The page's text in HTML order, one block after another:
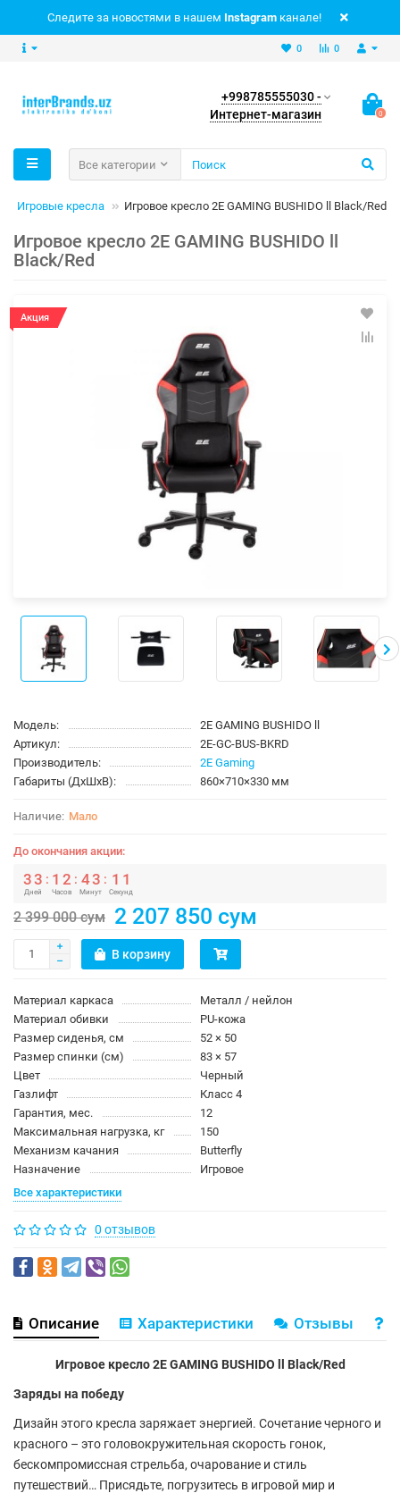
Следите за новостями в нашем Instagram канале!
0
0
+998785555030 -
Интернет-магазин
0
Все категории
Игровые кресла Игровое кресло 2E GAMING BUSHIDO ll Black/Red
Игровое кресло 2E GAMING BUSHIDO ll
Black/Red
Акция
Модель:
2E GAMING BUSHIDO ll
Артикул:
2E-GC-BUS-BKRD
Производитель:
2E Gaming
Габариты (ДхШхВ):
860×710×330 мм
Мало
До окончания акции:
33
Дней
: 1 2
Часов
: 43
Минут
: 1 0
Секунд
2 399 000 сум 2 207 850 сум
В корзину
Материал каркаса
Металл / нейлон
Материал обивки
PU-кожа
Размер сиденья, см
52 × 50
Размер спинки (см)
83 × 57
Цвет
Черный
Газлифт
Класс 4
Гарантия, мес.
12
Максимальная нагрузка, кг
150
Механизм качания
Butterfly
Назначение
Игровое
Все характеристики
0 отзывов
Описание Характеристики Отзывы
Игровое кресло 2E GAMING BUSHIDO ll Black/Red
Заряды на победу
Дизайн этого кресла заряжает энергией. Сочетание черного и
красного – это головокружительная скорость гонок,
бескомпромиссная стрельба, очарование и стиль
путешествий… Присядьте, погрузитесь в игровой мир и